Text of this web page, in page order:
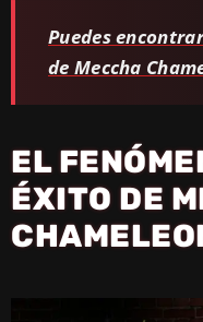
Puedes
de Meccha
EL
ÉXITO DE